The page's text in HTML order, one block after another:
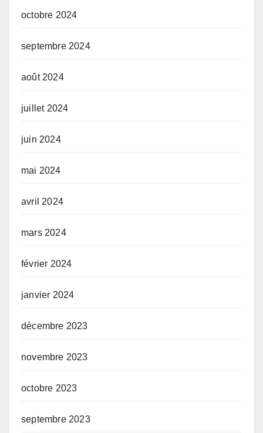
octobre 2024
septembre 2024
août 2024
juillet 2024
juin 2024
mai 2024
avril 2024
mars 2024
février 2024
janvier 2024
décembre 2023
novembre 2023
octobre 2023
septembre 2023